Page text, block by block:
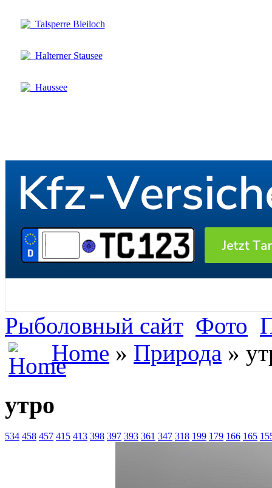
Talsperre Bleiloch
Halterner Stausee
Haussee
Рыболовный сайт Фото
Home » Природа »
утро
534 458 457 415 413 398 397 393 361 347 318 199 179 166 165